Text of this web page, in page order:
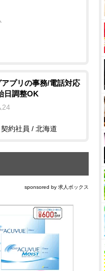
プリの事務/電話対応
日調整OK
24
約社員 / 北海道
sponsored by 求人ボックス